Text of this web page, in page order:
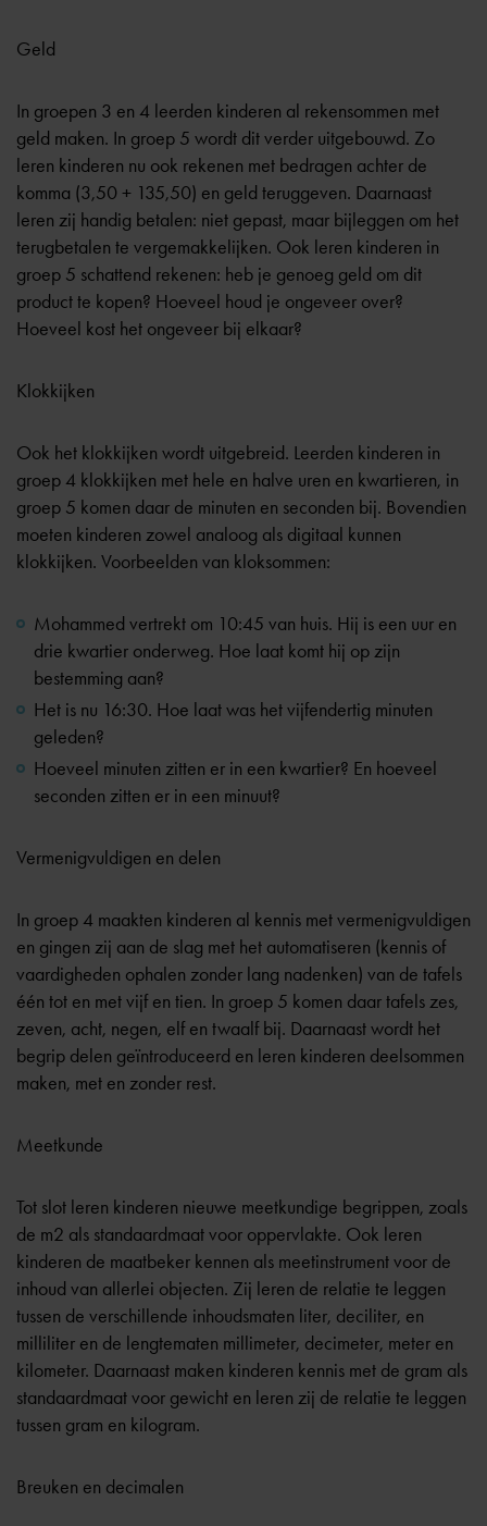
Geld
In groepen 3 en 4 leerden kinderen al rekensommen met
geld maken. In groep 5 wordt dit verder uitgebouwd. Zo
leren kinderen nu ook rekenen met bedragen achter de
komma (3,50 + 135,50) en geld teruggeven. Daarnaast
leren zij handig betalen: niet gepast, maar bijleggen om het
terugbetalen te vergemakkelijken. Ook leren kinderen in
groep 5 schattend rekenen: heb je genoeg geld om dit
product te kopen? Hoeveel houd je ongeveer over?
Hoeveel kost het ongeveer bij elkaar?
Klokkijken
Ook het klokkijken wordt uitgebreid. Leerden kinderen in
groep 4 klokkijken met hele en halve uren en kwartieren, in
groep 5 komen daar de minuten en seconden bij. Bovendien
moeten kinderen zowel analoog als digitaal kunnen
klokkijken. Voorbeelden van kloksommen:
Mohammed vertrekt om 10:45 van huis. Hij is een uur en
drie kwartier onderweg. Hoe laat komt hij op zijn
bestemming aan?
Het is nu 16:30. Hoe laat was het vijfendertig minuten
geleden?
Hoeveel minuten zitten er in een kwartier? En hoeveel
seconden zitten er in een minuut?
Vermenigvuldigen en delen
In groep 4 maakten kinderen al kennis met vermenigvuldigen
en gingen zij aan de slag met het automatiseren (kennis of
vaardigheden ophalen zonder lang nadenken) van de tafels
één tot en met vijf en tien. In groep 5 komen daar tafels zes,
zeven, acht, negen, elf en twaalf bij. Daarnaast wordt het
begrip delen geïntroduceerd en leren kinderen deelsommen
maken, met en zonder rest.
Meetkunde
Tot slot leren kinderen nieuwe meetkundige begrippen, zoals
de m2 als standaardmaat voor oppervlakte. Ook leren
kinderen de maatbeker kennen als meetinstrument voor de
inhoud van allerlei objecten. Zij leren de relatie te leggen
tussen de verschillende inhoudsmaten liter, deciliter, en
milliliter en de lengtematen millimeter, decimeter, meter en
kilometer. Daarnaast maken kinderen kennis met de gram als
standaardmaat voor gewicht en leren zij de relatie te leggen
tussen gram en kilogram.
Breuken en decimalen